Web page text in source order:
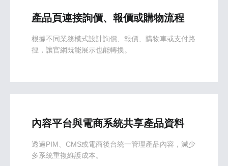
產品頁連接詢價、報價或購物流程
根據不同業務模式設計詢價、報價、購物車或支付路
徑，讓官網既能展示也能轉換。
內容平台與電商系統共享產品資料
透過PIM、CMS或電商後台統一管理產品內容，減少
多系統重複維護成本。